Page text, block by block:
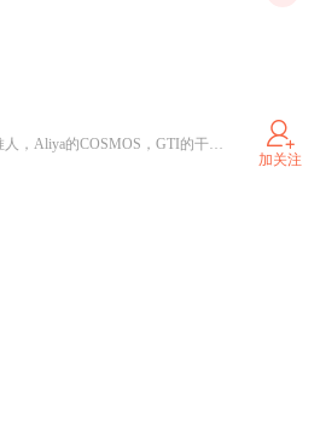
一位普通的星野单推人，Aliya的COSMOS，GTI的干员，MC玩家，BA、UT死忠粉，后室流浪者，曾经还是月计人，打RS、DL、phigros、节奏大师、律动轨迹等音游，总之很杂就对了。小鸟游星野天下第一！！！！
加关注